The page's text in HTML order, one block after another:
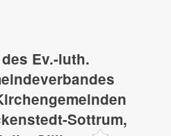
Ev.-luth.
Sottrum,